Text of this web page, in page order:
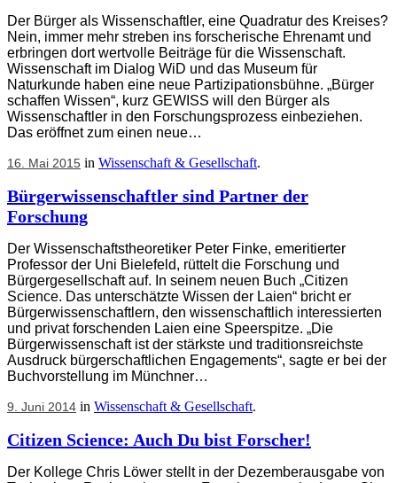
Der Bürger als Wissenschaftler, eine Quadratur des Kreises?
Nein, immer mehr streben ins forscherische Ehrenamt und
erbringen dort wertvolle Beiträge für die Wissenschaft.
Wissenschaft im Dialog WiD und das Museum für
Naturkunde haben eine neue Partizipationsbühne. „Bürger
schaffen Wissen“, kurz GEWISS will den Bürger als
Wissenschaftler in den Forschungsprozess einbeziehen.
Das eröffnet zum einen neue…
16. Mai 2015 in Wissenschaft & Gesellschaft.
Bürgerwissenschaftler sind Partner der
Forschung
Der Wissenschaftstheoretiker Peter Finke, emeritierter
Professor der Uni Bielefeld, rüttelt die Forschung und
Bürgergesellschaft auf. In seinem neuen Buch „Citizen
Science. Das unterschätzte Wissen der Laien“ bricht er
Bürgerwissenschaftlern, den wissenschaftlich interessierten
und privat forschenden Laien eine Speerspitze. „Die
Bürgerwissenschaft ist der stärkste und traditionsreichste
Ausdruck bürgerschaftlichen Engagements“, sagte er bei der
Buchvorstellung im Münchner…
9. Juni 2014 in Wissenschaft & Gesellschaft.
Citizen Science: Auch Du bist Forscher!
Der Kollege Chris Löwer stellt in der Dezemberausgabe von